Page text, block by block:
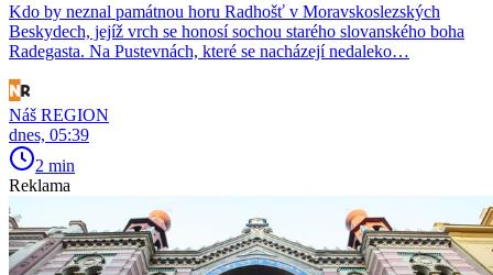
Kdo by neznal památnou horu Radhošť v Moravskoslezských
Beskydech, jejíž vrch se honosí sochou starého slovanského boha
Radegasta. Na Pustevnách, které se nacházejí nedaleko…
Náš REGION
dnes, 05:39
2 min
Reklama